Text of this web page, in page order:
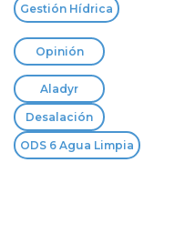
Gestión Hídrica
Opinión
Aladyr
Desalación
ODS 6 Agua Limpia